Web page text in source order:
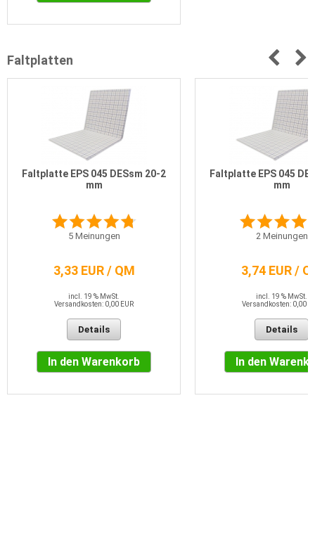
Faltplatten
Faltplatte EPS 045 DESsm 20-2
mm
5Meinungen
3,33 EUR / QM
incl. 19 % MwSt.
Versandkosten: 0,00 EUR
Details
In den Warenkorb
Faltplatte EPS 045
mm
2Meinungen
3,74 EUR /
incl. 19 % MwSt.
Versandkosten: 0,00
Details
In den